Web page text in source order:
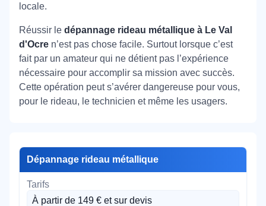
locale.
Réussir le dépannage rideau métallique à Le Val
d'Ocre n’est pas chose facile. Surtout lorsque c’est
fait par un amateur qui ne détient pas l’expérience
nécessaire pour accomplir sa mission avec succès.
Cette opération peut s’avérer dangereuse pour vous,
pour le rideau, le technicien et même les usagers.
Dépannage rideau métallique
À partir de 149 € et sur devis